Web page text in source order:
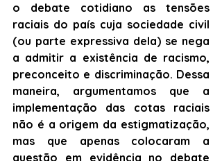
o debate cotidiano as tensões
raciais do país cuja sociedade civil
(ou parte expressiva dela) se nega
a admitir a existência de racismo,
preconceito e discriminação. Dessa
maneira, argumentamos que a
implementação das cotas raciais
não é a origem da estigmatização,
mas que apenas colocaram a
questão em evidência no debate